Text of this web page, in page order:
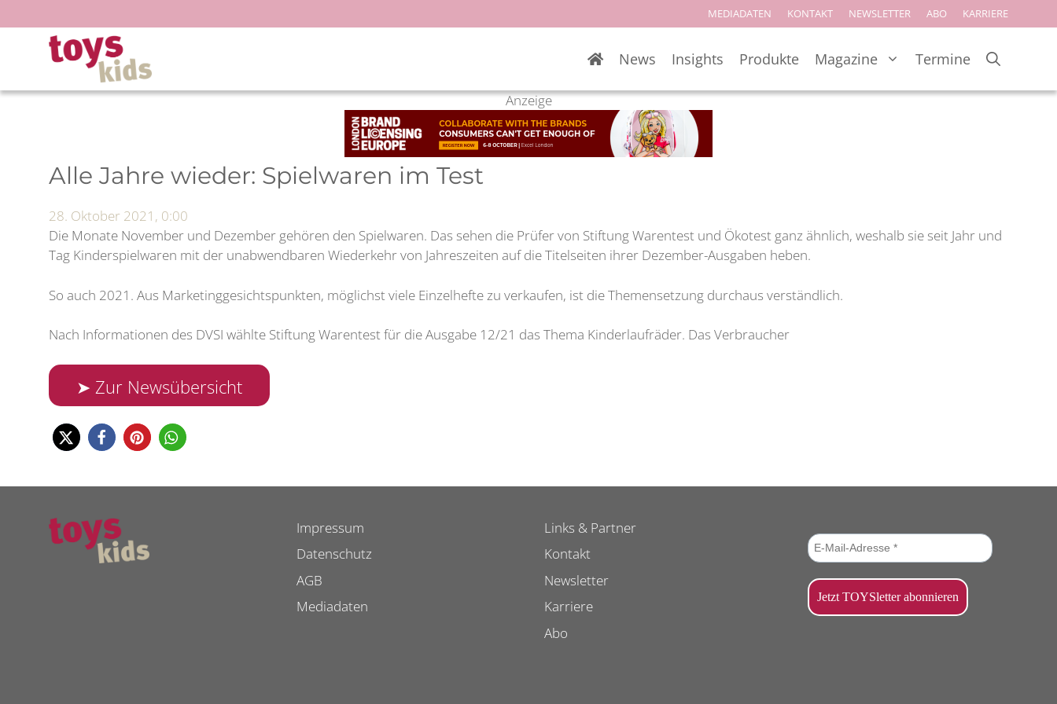
Inhalt
springen
MEDIADATEN KONTAKT NEWSLETTER ABO KARRIERE
News Insights Produkte Magazine Termine
Anzeige
Alle Jahre wieder: Spielwaren im Test
28. Oktober 2021, 0:00
Die Monate November und Dezember gehören den Spielwaren. Das sehen die Prüfer von Stiftung Warentest und Ökotest ganz ähnlich, weshalb sie seit Jahr und
Tag Kinderspielwaren mit der unabwendbaren Wiederkehr von Jahreszeiten auf die Titelseiten ihrer Dezember-Ausgaben heben.
So auch 2021. Aus Marketinggesichtspunkten, möglichst viele Einzelhefte zu verkaufen, ist die Themensetzung durchaus verständlich.
Nach Informationen des DVSI wählte Stiftung Warentest für die Ausgabe 12/21 das Thema Kinderlaufräder. Das Verbraucher
➤ Zur Newsübersicht
Impressum
Datenschutz
AGB
Mediadaten
Links & Partner
Kontakt
Newsletter
Karriere
Abo